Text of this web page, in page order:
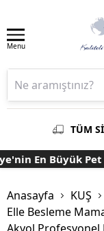
Menu
TÜM
En Büyük Pet
Anasayfa KUŞ
Elle Besleme